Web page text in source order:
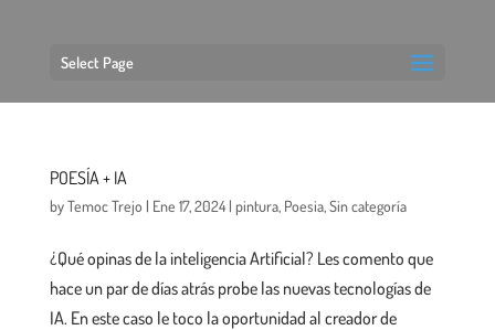
Select Page
POESÍA + IA
byTemoc Trejo | Ene 17, 2024| pintura, Poesia,Sin categoría
¿Qué opinas de la inteligencia Artificial? Les comento que
hace un par de días atrás probe las nuevas tecnologías de
IA. En este caso le toco la oportunidad al creador de